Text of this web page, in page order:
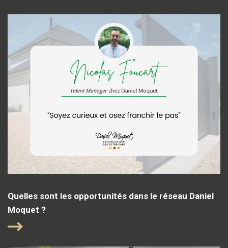
Quelles sont les opportunités dans le réseau Daniel
Moquet ?